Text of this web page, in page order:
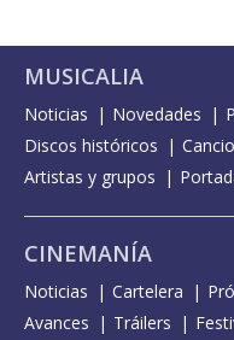
MUSICALIA
Noticias Novedades
Discos históricos
Artistas y grupos
CINEMANÍA
Noticias Cartelera
Avances
Tráilers